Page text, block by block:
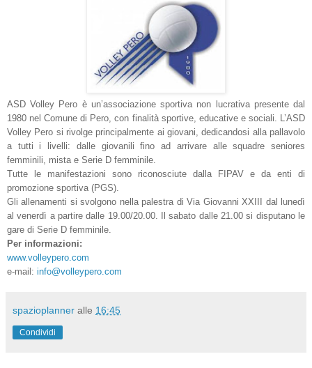
ASD Volley Pero è un’associazione sportiva non lucrativa presente dal
1980 nel Comune di Pero, con finalità sportive, educative e sociali. L’ASD
Volley Pero si rivolge principalmente ai giovani, dedicandosi alla pallavolo
a tutti i livelli: dalle giovanili fino ad arrivare alle squadre seniores
femminili, mista e Serie D femminile.
Tutte le manifestazioni sono riconosciute dalla FIPAV e da enti di
promozione sportiva (PGS).
Gli allenamenti si svolgono nella palestra di Via Giovanni XXIII dal lunedì
al venerdì a partire dalle 19.00/20.00. Il sabato dalle 21.00 si disputano le
gare di Serie D femminile.
Per informazioni:
www.volleypero.com
e-mail: info@volleypero.com
spazioplanner alle 16:45
Condividi